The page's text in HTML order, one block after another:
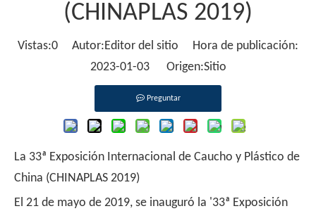
(CHINAPLAS 2019)
Vistas:0 Autor:Editor del sitio Hora de publicación:
2023-01-03 Origen:Sitio
Preguntar
La 33ª Exposición Internacional de Caucho y Plástico de
China (CHINAPLAS 2019)
El 21 de mayo de 2019, se inauguró la '33ª Exposición